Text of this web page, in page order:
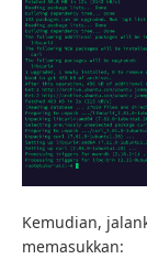
Kemudian,
memasukkan: